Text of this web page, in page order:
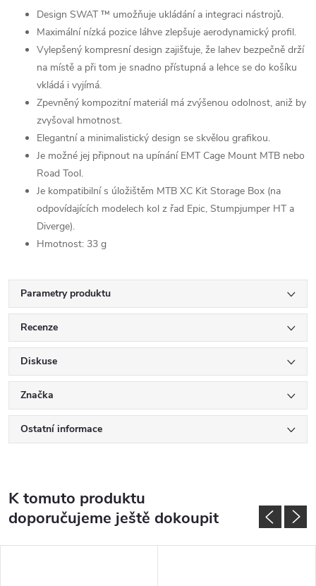
Design SWAT ™ umožňuje ukládání a integraci nástrojů.
Maximální nízká pozice láhve zlepšuje aerodynamický profil.
Vylepšený kompresní design zajišťuje, že lahev bezpečně drží
na místě a při tom je snadno přístupná a lehce se do košíku
vkládá i vyjímá.
Zpevněný kompozitní materiál má zvýšenou odolnost, aniž by
zvyšoval hmotnost.
Elegantní a minimalistický design se skvělou grafikou.
Je možné jej připnout na upínání EMT Cage Mount MTB nebo
Road Tool.
Je kompatibilní s úložištěm MTB XC Kit Storage Box (na
odpovídajících modelech kol z řad Epic, Stumpjumper HT a
Diverge).
Hmotnost: 33 g
Parametry produktu
Recenze
Diskuse
Značka
Ostatní informace
K tomuto produktu
doporučujeme ještě dokoupit